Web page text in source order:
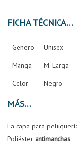
FICHA TÉCNICA
Genero Unisex
Manga M. Larga
Color Negro
MÁS
La capa para
Poliéster antimanchas.